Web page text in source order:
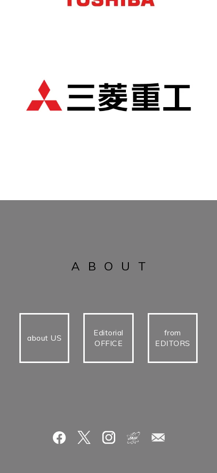
ABOUT
about US
Editorial
OFFICE
from
EDITORS